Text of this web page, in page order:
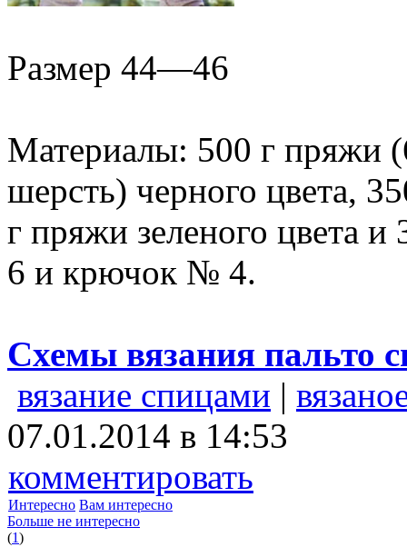
Размер 44—46
Материалы: 500 г пряжи
шерсть) черного цвета,
г пряжи зеленого цвета
6 и крючок № 4.
Схемы вязания пальто
вязание спицами |
07.01.2014 в 14:53
комментировать
Интересно Вам интересно
Больше не интересно
(1)